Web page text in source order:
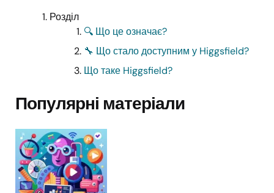
Розділ
🔍 Що це означає?
🔧 Що стало доступним у Higgsfield?
Що таке Higgsfield?
Популярні матеріали